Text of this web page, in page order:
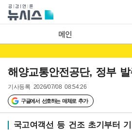
메인
해양교통안전공단, 정부
기사등록 2026/07/08 08:54:26
구글에서 선호하는 매체로 추가
국고여객선 등 건조 초기부터